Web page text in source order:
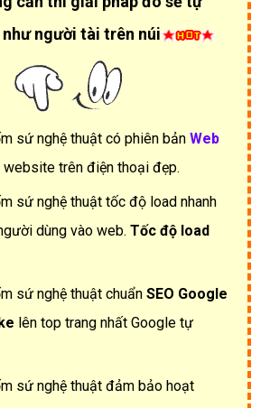
người tài trên núi
sứ nghệ thuật có phiên bản Web
website trên điện thoại đẹp.
sứ nghệ thuật tốc độ load nhanh
dùng vào web. Tốc độ load
sứ nghệ thuật chuẩn SEO Google
lên top trang nhất Google tự
sứ nghệ thuật đảm bảo hoạt